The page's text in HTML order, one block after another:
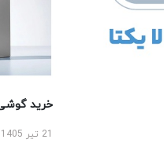
خرید گوشی